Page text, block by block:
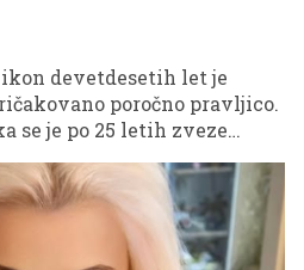
devetdesetih let je
poročno pravljico.
se je po 25 letih zveze